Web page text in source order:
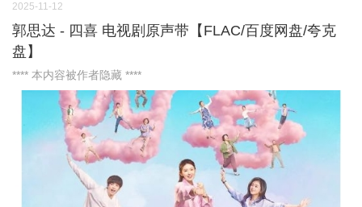
2025-11-12
郭思达 - 四喜 电视剧原声带【FLAC/百度网盘/夸克
盘】
**** 本内容被作者隐藏 ****